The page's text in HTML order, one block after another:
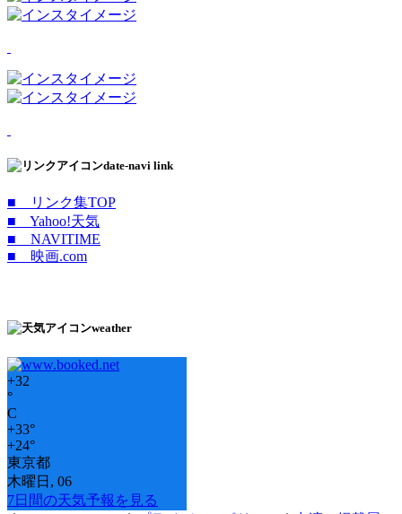
date-navi link
■ リンク集TOP
■ Yahoo!天気
■ NAVITIME
■ 映画.com
weather
+32
°
C
+33°
+24°
東京都
木曜日, 06
7日間の天気予報を見る